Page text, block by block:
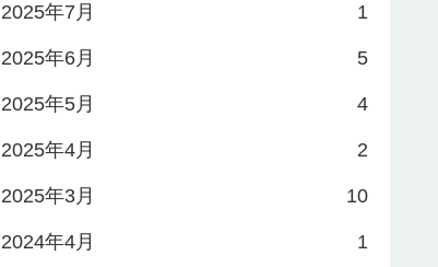
2025年7月 1
2025年6月 5
2025年5月 4
2025年4月 2
2025年3月 10
2024年4月 1